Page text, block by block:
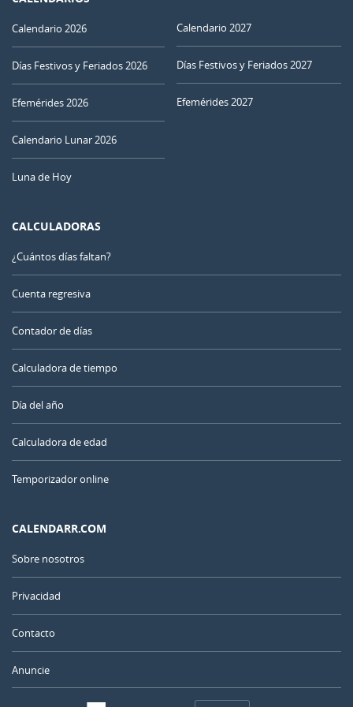
Calendario 2026
Días Festivos y Feriados 2026
Efemérides 2026
Calendario Lunar 2026
Luna de Hoy
Calendario 2027
Días Festivos y Feriados 2027
Efemérides 2027
CALCULADORAS
¿Cuántos días faltan?
Cuenta regresiva
Contador de días
Calculadora de tiempo
Día del año
Calculadora de edad
Temporizador online
CALENDARR.COM
Sobre nosotros
Privacidad
Contacto
Anuncie